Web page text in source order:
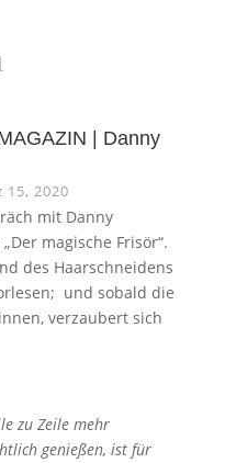
| Danny
15, 2020
mit Danny
magische Frisör“.
des Haarschneidens
und sobald die
verzaubert sich
zu Zeile mehr
genießen, ist für